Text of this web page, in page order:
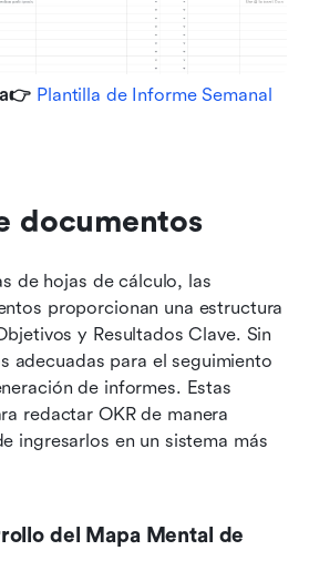
Plantilla de Informe Semanal
documentos
de hojas de cálculo, las
proporcionan una estructura
y Resultados Clave. Sin
adecuadas para el seguimiento
de informes. Estas
redactar OKR de manera
ingresarlos en un sistema más
del Mapa Mental de